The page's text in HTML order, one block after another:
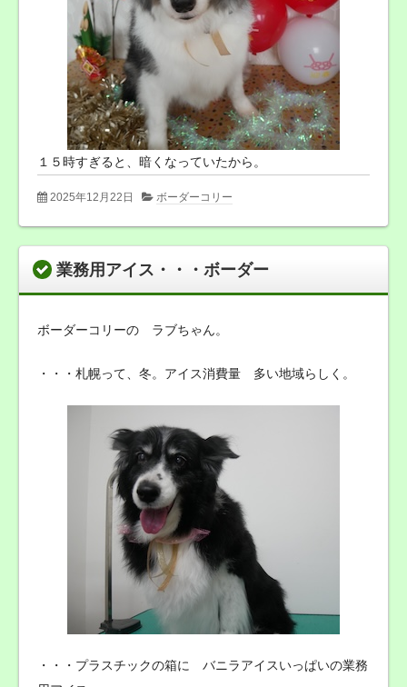
１５時すぎると、暗くなっていたから。
2025年12月22日 ボーダーコリー
業務用アイス・・・ボーダー
ボーダーコリーの ラブちゃん。
・・・札幌って、冬。アイス消費量 多い地域らしく。
・・・プラスチックの箱に バニラアイスいっぱいの業務